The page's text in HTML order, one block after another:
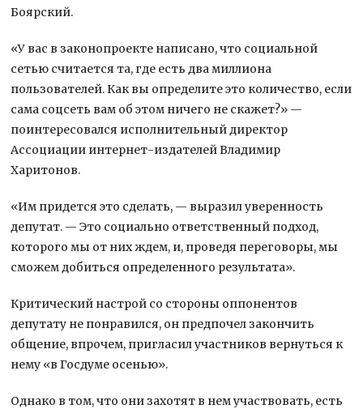
Боярский.
«У вас в законопроекте написано, что социальной
сетью считается та, где есть два миллиона
пользователей. Как вы определите это количество, если
сама соцсеть вам об этом ничего не скажет?» —
поинтересовался исполнительный директор
Ассоциации интернет-издателей Владимир
Харитонов.
«Им придется это сделать, — выразил уверенность
депутат. — Это социально ответственный подход,
которого мы от них ждем, и, проведя переговоры, мы
сможем добиться определенного результата».
Критический настрой со стороны оппонентов
депутату не понравился, он предпочел закончить
общение, впрочем, пригласил участников вернуться к
нему «в Госдуме осенью».
Однако в том, что они захотят в нем участвовать, есть